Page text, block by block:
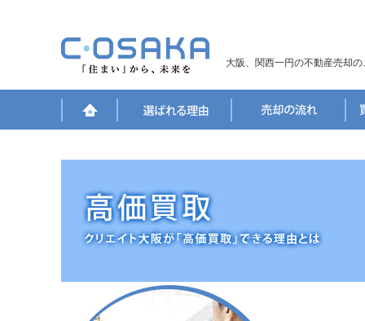
大阪、関西一円の不動産売却